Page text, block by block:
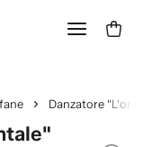
Danzatore